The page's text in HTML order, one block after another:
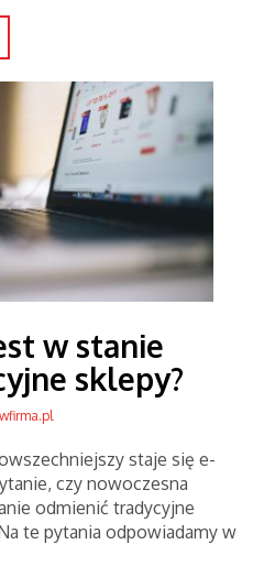
w stanie
sklepy?
staje się e-
czy nowoczesna
odmienić tradycyjne
te pytania odpowiadamy w